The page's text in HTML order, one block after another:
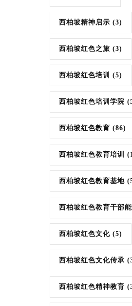
西柏坡精神启示 (3)
西柏坡红色之旅 (3)
西柏坡红色培训 (5)
西柏坡红色培训学院
西柏坡红色教育 (86)
西柏坡红色教育培训
西柏坡红色教育基地
西柏坡红色教育干部
西柏坡红色文化 (5)
西柏坡红色文化传承
西柏坡红色精神教育